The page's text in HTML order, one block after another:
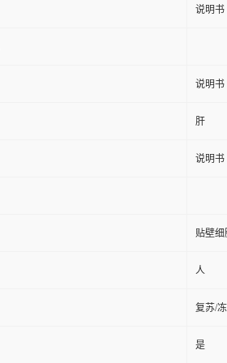
说明书
说明书
肝
说明书
贴壁细
人
复苏/
是